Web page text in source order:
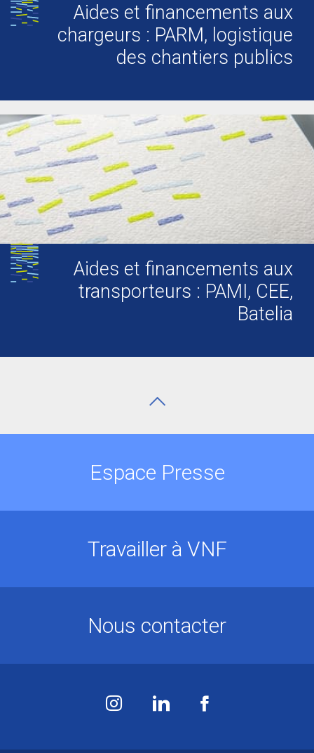
Aides et financements aux
chargeurs : PARM, logistique
des chantiers publics
Aides et financements aux
transporteurs : PAMI, CEE,
Batelia
Espace Presse
Travailler à VNF
Nous contacter